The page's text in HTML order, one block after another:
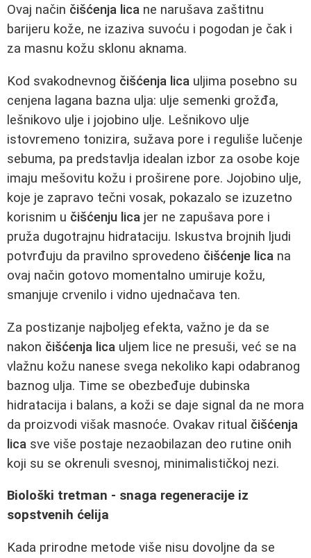
Ovaj način čišćenja lica ne narušava zaštitnu
barijeru kože, ne izaziva suvoću i pogodan je čak i
za masnu kožu sklonu aknama.
Kod svakodnevnog čišćenja lica uljima posebno su
cenjena lagana bazna ulja: ulje semenki grožđa,
lešnikovo ulje i jojobino ulje. Lešnikovo ulje
istovremeno tonizira, sužava pore i reguliše lučenje
sebuma, pa predstavlja idealan izbor za osobe koje
imaju mešovitu kožu i proširene pore. Jojobino ulje,
koje je zapravo tečni vosak, pokazalo se izuzetno
korisnim u čišćenju lica jer ne zapušava pore i
pruža dugotrajnu hidrataciju. Iskustva brojnih ljudi
potvrđuju da pravilno sprovedeno čišćenje lica na
ovaj način gotovo momentalno umiruje kožu,
smanjuje crvenilo i vidno ujednačava ten.
Za postizanje najboljeg efekta, važno je da se
nakon čišćenja lica uljem lice ne presuši, već se na
vlažnu kožu nanese svega nekoliko kapi odabranog
baznog ulja. Time se obezbeđuje dubinska
hidratacija i balans, a koži se daje signal da ne mora
da proizvodi višak masnoće. Ovakav ritual čišćenja
lica sve više postaje nezaobilazan deo rutine onih
koji su se okrenuli svesnoj, minimalističkoj nezi.
Biološki tretman - snaga regeneracije iz
sopstvenih ćelija
Kada prirodne metode više nisu dovoljne da se